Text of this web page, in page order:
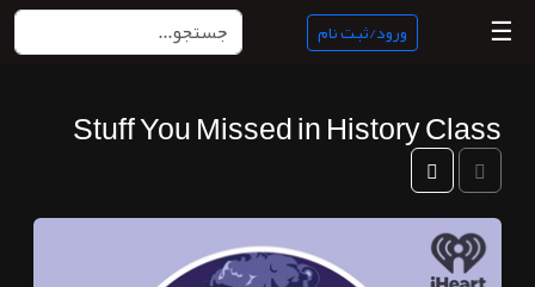
منبع
ناب
☰ ورود/ثبت نام
Stuff You Missed in History Class